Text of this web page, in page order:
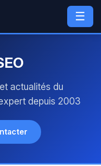
☰
actualités du
depuis 2003